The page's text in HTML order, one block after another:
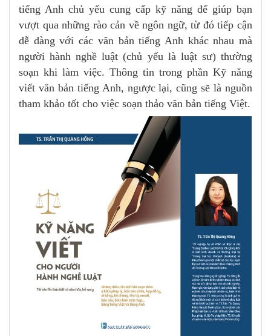
tiếng Anh chủ yếu cung cấp kỹ năng để giúp bạn
vượt qua những rào cản về ngôn ngữ, từ đó tiếp cận
dễ dàng với các văn bản tiếng Anh khác nhau mà
người hành nghề luật (chủ yếu là luật sư) thường
soạn khi làm việc. Thông tin trong phần Kỹ năng
viết văn bản tiếng Anh, ngược lại, cũng sẽ là nguồn
tham khảo tốt cho việc soạn thảo văn bản tiếng Việt.